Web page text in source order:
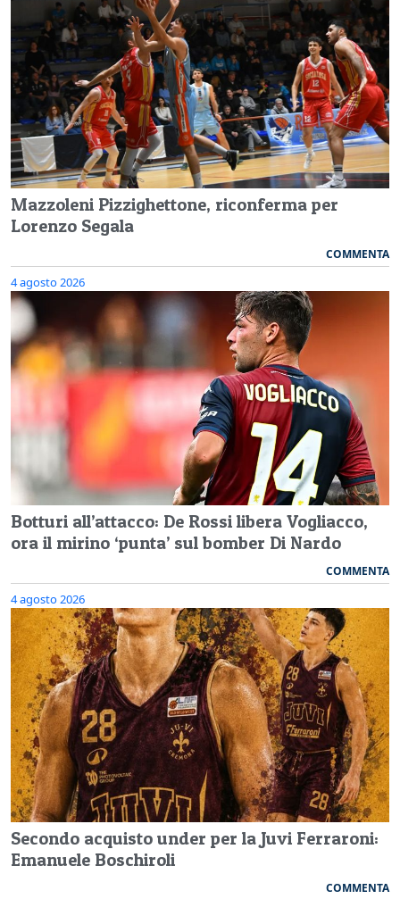
Mazzoleni Pizzighettone, riconferma per
Lorenzo Segala
COMMENTA
4 agosto 2026
Botturi all’attacco: De Rossi libera Vogliacco,
ora il mirino ‘punta’ sul bomber Di Nardo
COMMENTA
4 agosto 2026
Secondo acquisto under per la Juvi Ferraroni:
Emanuele Boschiroli
COMMENTA